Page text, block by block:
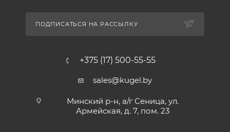
ПОДПИСАТЬСЯ НА РАССЫЛКУ
+375 (17) 500-55-55
sales@kugel.by
Минский р-н, а/г Сеница, ул.
Армейская, д. 7, пом. 23